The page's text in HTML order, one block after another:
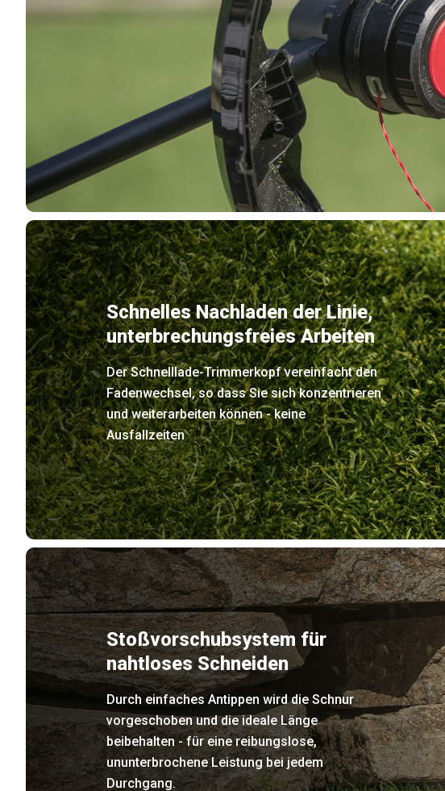
Schnelles Nachladen der Linie,
unterbrechungsfreies Arbeiten
Der Schnelllade-Trimmerkopf vereinfacht den
Fadenwechsel, so dass Sie sich konzentrieren
und weiterarbeiten können - keine
Ausfallzeiten
Stoßvorschubsystem für
nahtloses Schneiden
Durch einfaches Antippen wird die Schnur
vorgeschoben und die ideale Länge
beibehalten - für eine reibungslose,
ununterbrochene Leistung bei jedem
Durchgang.